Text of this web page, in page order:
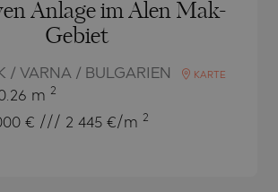
Anlage im Alen Mak-
Gebiet
/ VARNA / BULGARIEN KARTE
m 2
€ /// 2 445 €/m 2